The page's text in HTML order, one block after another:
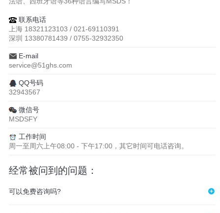
联系电话
上海 18321123103 / 021-69110391
深圳 13380781439 / 0755-32932350
E-mail
service@51ghs.com
QQ号码
32943567
微信号
MSDSFY
工作时间
周一至周六上午08:00 - 下午17:00，其它时间可电话咨询。
经常被问到的问题：
可以免费咨询吗?